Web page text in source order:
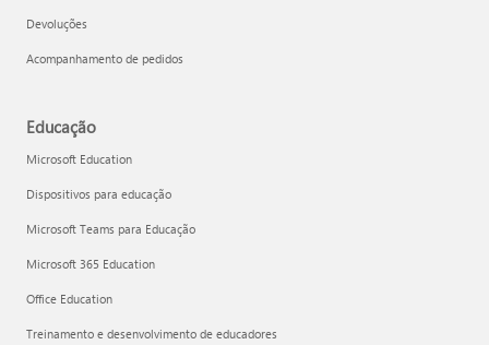
Devoluções
Acompanhamento de pedidos
Educação
Microsoft Education
Dispositivos para educação
Microsoft Teams para Educação
Microsoft 365 Education
Office Education
Treinamento e desenvolvimento de educadores